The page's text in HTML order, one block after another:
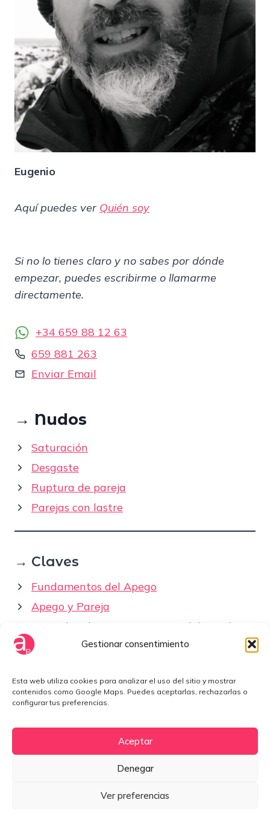
Gestionar consentimiento
Esta web utiliza cookies para analizar el uso del sitio y mostrar
contenidos como Google Maps. Puedes aceptarlas, rechazarlas o
configurar tus preferencias.
Aceptar
Denegar
Ver preferencias
Eugenio
Aquí puedes ver Quién soy
Si no lo tienes claro y no sabes por dónde
empezar, puedes escribirme o llamarme
directamente.
+34 659 88 12 63
659 881 263
Enviar Email
→ Nudos
Saturación
Desgaste
Ruptura de pareja
Parejas con lastre
→ Claves
Fundamentos del Apego
Apego y Pareja
Entender el apego no te saca del patrón
Cómo elegir pareja
Fuera del Mapa
(Si quieres entender mejor desde dónde se
concibe Apegos Posibles.)
POSIBLES · Donde las cosas pasan–